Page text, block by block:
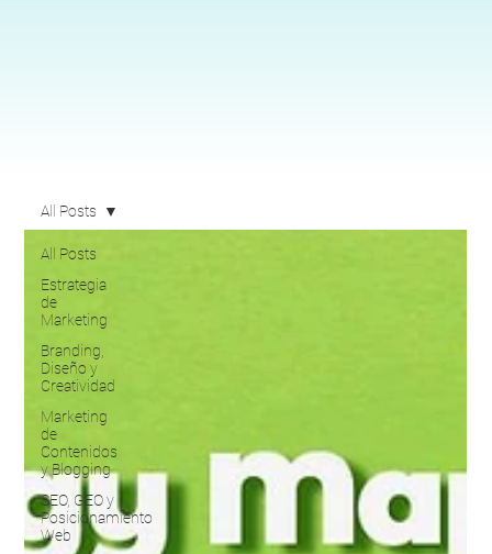
All Posts
Estrategia
de
Marketing
Branding,
Diseño y
Creatividad
Marketing
de
Contenidos
y Blogging
SEO, GEO y
Posicionamiento
Web
All Posts